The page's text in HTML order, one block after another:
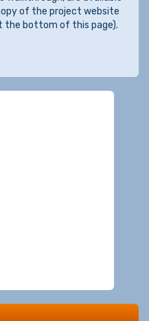
of the project website
the bottom of this page).